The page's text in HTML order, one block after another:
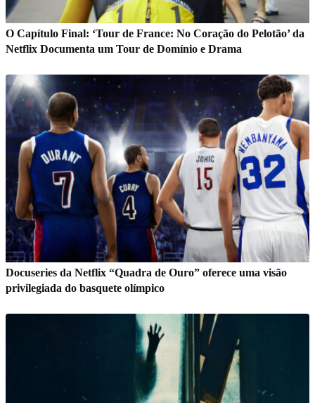
O Capítulo Final: ‘Tour de France: No Coração do Pelotão’ da
Netflix Documenta um Tour de Domínio e Drama
Docuseries da Netflix “Quadra de Ouro” oferece uma visão
privilegiada do basquete olímpico